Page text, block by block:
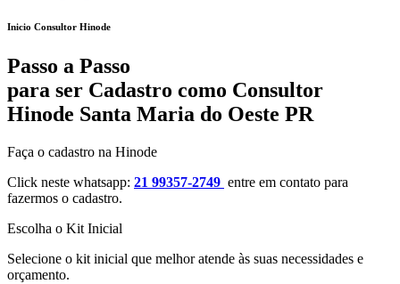
Inicio Consultor Hinode
Passo a Passo
para ser Cadastro como Consultor
Hinode Santa Maria do Oeste PR
Faça o cadastro na Hinode
Click neste whatsapp: 21 99357-2749 entre em contato para
fazermos o cadastro.
Escolha o Kit Inicial
Selecione o kit inicial que melhor atende às suas necessidades e
orçamento.